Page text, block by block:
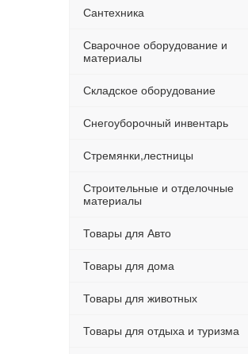
Сантехника
Сварочное оборудование и
материалы
Складское оборудование
Снегоуборочный инвентарь
Стремянки,лестницы
Строительные и отделочные
материалы
Товары для Авто
Товары для дома
Товары для животных
Товары для отдыха и туризма